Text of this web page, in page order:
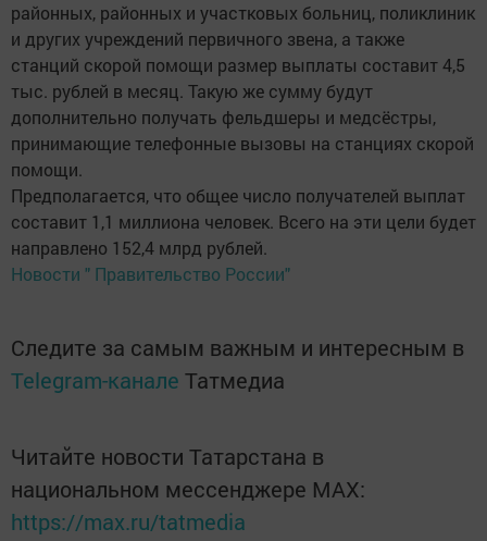
районных, районных и участковых больниц, поликлиник
и других учреждений первичного звена, а также
станций скорой помощи размер выплаты составит 4,5
тыс. рублей в месяц. Такую же сумму будут
дополнительно получать фельдшеры и медсёстры,
принимающие телефонные вызовы на станциях скорой
помощи.
Предполагается, что общее число получателей выплат
составит 1,1 миллиона человек. Всего на эти цели будет
направлено 152,4 млрд рублей.
Новости " Правительство России"
Следите за самым важным и интересным в
Telegram-канале Татмедиа
Читайте новости Татарстана в
национальном мессенджере MАХ:
https://max.ru/tatmedia